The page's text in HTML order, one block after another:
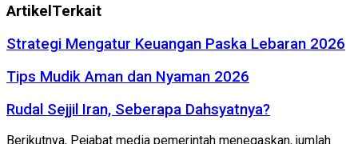
ArtikelTerkait
Strategi Mengatur Keuangan Paska Lebaran 2026
Tips Mudik Aman dan Nyaman 2026
Rudal Sejjil Iran, Seberapa Dahsyatnya?
Berikutnya, Pejabat media pemerintah menegaskan, jumlah